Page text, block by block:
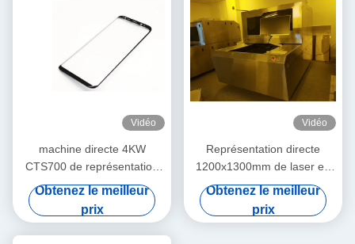
Vidéo
machine directe 4KW
CTS700 de représentation
du laser 12700dpi
Obtenez le meilleur
prix
Vidéo
Représentation directe
1200x1300mm de laser en
verre 133LPI LDI de véhicule
Obtenez le meilleur
prix